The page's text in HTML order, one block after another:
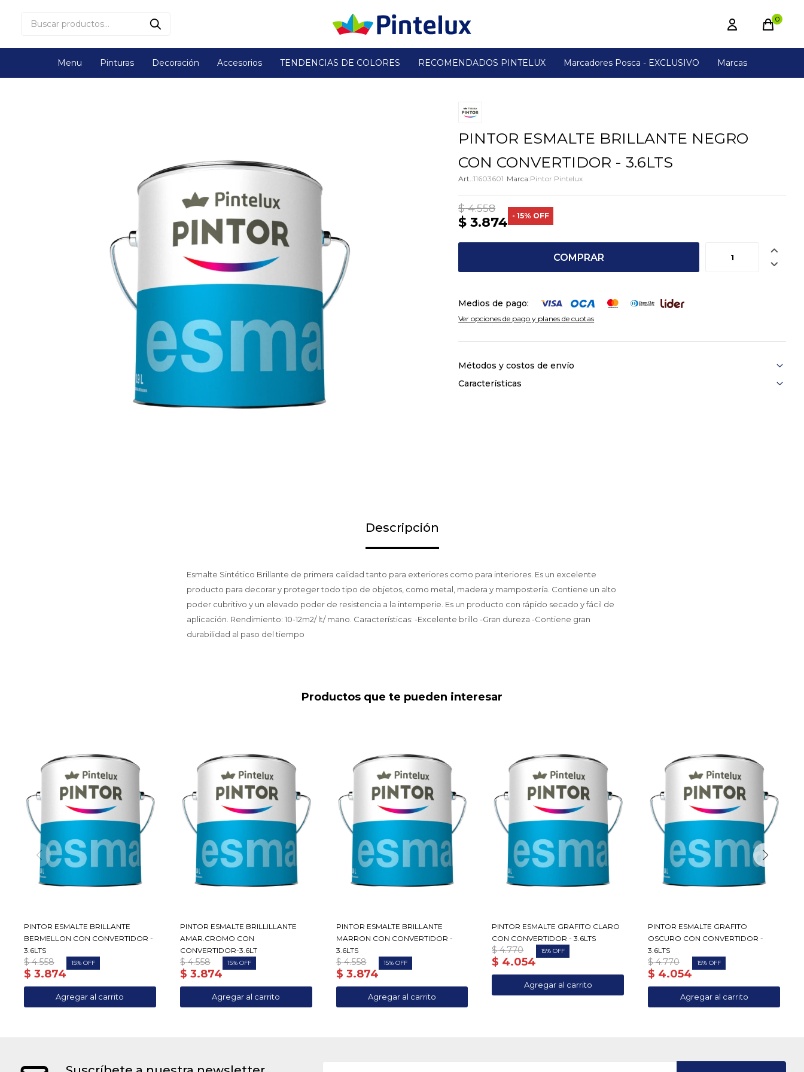
Menu Pinturas Decoración Accesorios TENDENCIAS DE COLORES RECOMENDADOS PINTELUX Marcadores Posca - EXCLUSIVO Marcas
0
PINTOR ESMALTE BRILLANTE NEGRO
CON CONVERTIDOR - 3.6LTS
11603601 Pintor Pintelux
$ 3.874
$ 4.558
15
COMPRAR


Medios de pago:
Ver opciones de pago y planes de cuotas
Métodos y costos de envío
Características
Descripción
Esmalte Sintético Brillante de primera calidad tanto para exteriores como para interiores. Es un excelente
producto para decorar y proteger todo tipo de objetos, como metal, madera y mampostería. Contiene un alto
poder cubritivo y un elevado poder de resistencia a la intemperie. Es un producto con rápido secado y fácil de
aplicación. Rendimiento: 10-12m2/ lt/ mano. Características: -Excelente brillo -Gran dureza -Contiene gran
durabilidad al paso del tiempo
Productos que te pueden interesar
PINTOR ESMALTE BRILLANTE
BERMELLON CON CONVERTIDOR -
3.6LTS
$ 3.874
$ 4.558 15
PINTOR ESMALTE BRILLILLANTE
AMAR.CROMO CON
CONVERTIDOR-3.6LT
$ 3.874
$ 4.558 15
PINTOR ESMALTE BRILLANTE
MARRON CON CONVERTIDOR -
3.6LTS
$ 3.874
$ 4.558 15
PINTOR ESMALTE GRAFITO CLARO
CON CONVERTIDOR - 3.6LTS
$ 4.054
$ 4.770 15
PINTOR ESMALTE GRAFITO
OSCURO CON CONVERTIDOR -
3.6LTS
$ 4.054
$ 4.770 15